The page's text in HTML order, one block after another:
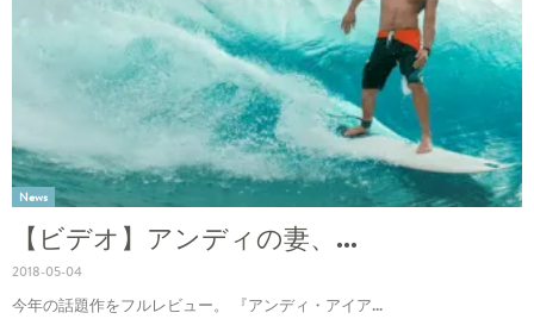
News
【ビデオ】アンディの妻、...
2018-05-04
今年の話題作をフルレビュー。 『アンディ・アイア...